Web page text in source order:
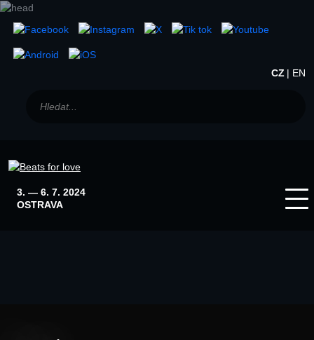
CZ EN
3. — 6. 7. 2024
OSTRAVA